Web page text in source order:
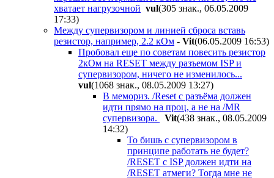
хватает нагрузочной vul(305 знак., 06.05.2009
17:33)
Между супервизором и линией сброса вставь
резистор, например, 2.2 кОм - Vit(06.05.2009 16:53)
Пробовал еще по советам повесить резистор
2кОм на RESET между разъемом ISP и
супервизором, ничего не изменилось...
vul(1068 знак., 08.05.2009 13:27)
В мемориз. /Reset с разъёма должен
идти прямо на проц, а не на /MR
супервизора.
Vit(438 знак., 08.05.2009
14:32)
То бишь с супервизором в
принципе работать не будет?
/RESET c ISP должен идти на
/RESET атмеги? Тогда мне не